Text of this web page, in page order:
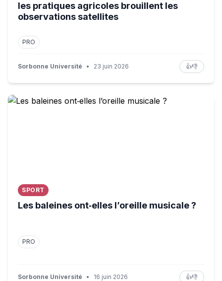
les pratiques agricoles brouillent les
observations satellites
PRO
Sorbonne Université • 23 juin 2026 👍👎
Les baleines ont‑elles l’oreille musicale ?
SPORT
Les baleines ont‑elles l’oreille musicale ?
PRO
Sorbonne Université • 16 juin 2026 👍👎